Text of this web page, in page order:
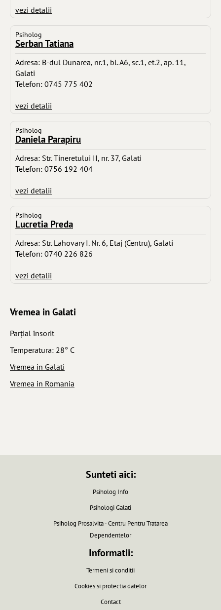
vezi detalii
Psiholog
Serban Tatiana
Adresa: B-dul Dunarea, nr.1, bl. A6, sc.1, et.2, ap. 11,
Galati
Telefon: 0745 775 402
vezi detalii
Psiholog
Daniela Parapiru
Adresa: Str. Tineretului II, nr. 37, Galati
Telefon: 0756 192 404
vezi detalii
Psiholog
Lucretia Preda
Adresa: Str. Lahovary I. Nr. 6, Etaj (Centru), Galati
Telefon: 0740 226 826
vezi detalii
Vremea in Galati
Parţial însorit
Temperatura: 28° C
Vremea in Galati
Vremea in Romania
Sunteti aici:
Psiholog Info
Psihologi Galati
Psiholog Prosalvita - Centru Pentru Tratarea
Dependentelor
Informatii:
Termeni si conditii
Cookies si protectia datelor
Contact